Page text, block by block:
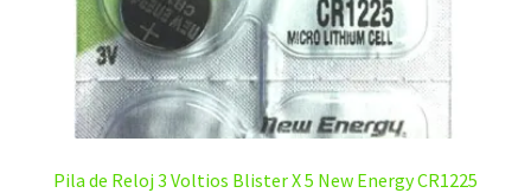
Pila de Reloj 3 Voltios Blister X 5 New Energy CR1225